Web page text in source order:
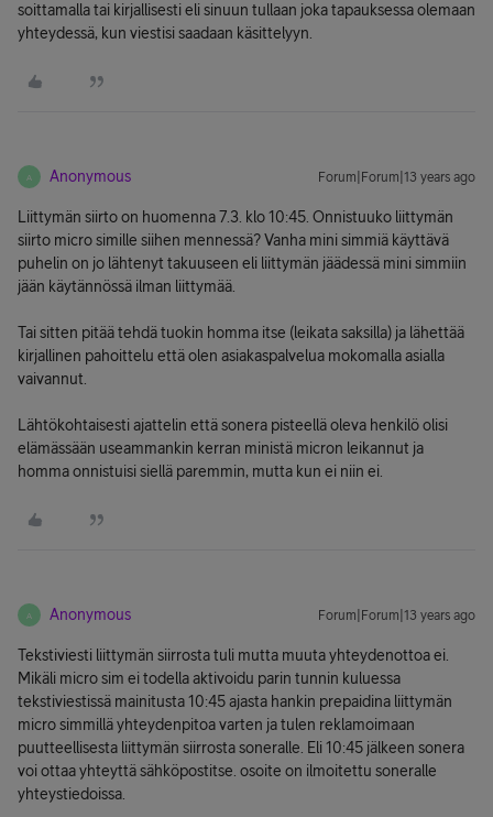
soittamalla tai kirjallisesti eli sinuun tullaan joka tapauksessa olemaan
yhteydessä, kun viestisi saadaan käsittelyyn.
A Anonymous Forum|Forum|13 years ago
Liittymän siirto on huomenna 7.3. klo 10:45. Onnistuuko liittymän
siirto micro simille siihen mennessä? Vanha mini simmiä käyttävä
puhelin on jo lähtenyt takuuseen eli liittymän jäädessä mini simmiin
jään käytännössä ilman liittymää.
Tai sitten pitää tehdä tuokin homma itse (leikata saksilla) ja lähettää
kirjallinen pahoittelu että olen asiakaspalvelua mokomalla asialla
vaivannut.
Lähtökohtaisesti ajattelin että sonera pisteellä oleva henkilö olisi
elämässään useammankin kerran ministä micron leikannut ja
homma onnistuisi siellä paremmin, mutta kun ei niin ei.
A Anonymous Forum|Forum|13 years ago
Tekstiviesti liittymän siirrosta tuli mutta muuta yhteydenottoa ei.
Mikäli micro sim ei todella aktivoidu parin tunnin kuluessa
tekstiviestissä mainitusta 10:45 ajasta hankin prepaidina liittymän
micro simmillä yhteydenpitoa varten ja tulen reklamoimaan
puutteellisesta liittymän siirrosta soneralle. Eli 10:45 jälkeen sonera
voi ottaa yhteyttä sähköpostitse. osoite on ilmoitettu soneralle
yhteystiedoissa.